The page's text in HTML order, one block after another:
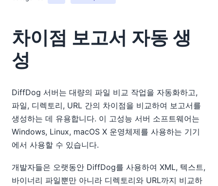
차이점 보고서 자동 생
성
DiffDog 서버는 대량의 파일 비교 작업을 자동화하고,
파일, 디렉토리, URL 간의 차이점을 비교하여 보고서를
생성하는 데 유용합니다. 이 고성능 서버 소프트웨어는
Windows, Linux, macOS X 운영체제를 사용하는 기기
에서 사용할 수 있습니다.
개발자들은 오랫동안 DiffDog를 사용하여 XML, 텍스트,
바이너리 파일뿐만 아니라 디렉토리와 URL까지 비교하